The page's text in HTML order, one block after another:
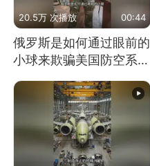
20.5万 次播放 00:44
俄罗斯是如何通过眼前的
小球来欺骗美国防空系统